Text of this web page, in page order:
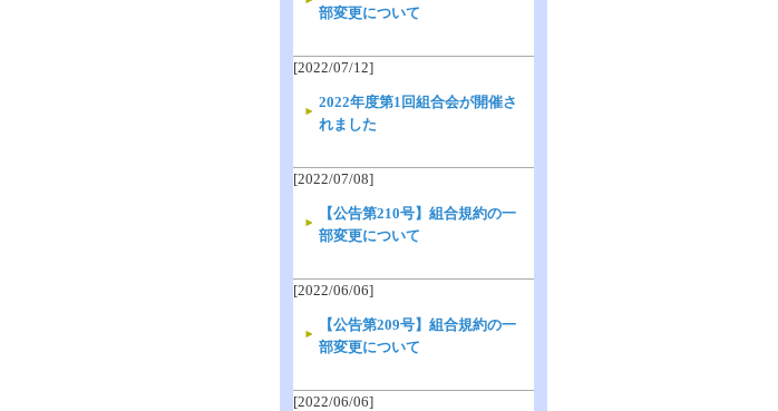
部変更について
[2022/07/12]
2022年度第1回組合会が開催さ
れました
[2022/07/08]
【公告第210号】組合規約の一
部変更について
[2022/06/06]
【公告第209号】組合規約の一
部変更について
[2022/06/06]